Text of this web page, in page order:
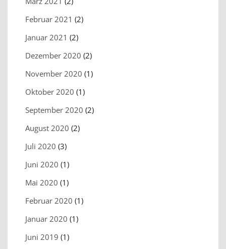
Februar 2021 (2)
Januar 2021 (2)
Dezember 2020 (2)
November 2020 (1)
Oktober 2020 (1)
September 2020 (2)
August 2020 (2)
Juli 2020 (3)
Juni 2020 (1)
Mai 2020 (1)
Februar 2020 (1)
Januar 2020 (1)
Juni 2019 (1)